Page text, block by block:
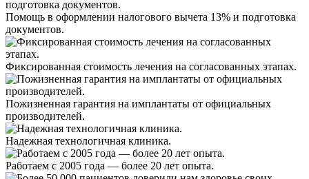
Помощь в оформлении налогового вычета 13% и подготовка
документов.
Фиксированная стоимость лечения на согласованных этапах.
Пожизненная гарантия на имплантаты от официальных
производителей.
Надежная технологичная клиника.
Работаем с 2005 года — более 20 лет опыта.